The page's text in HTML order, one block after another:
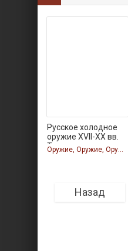
Русское холодное
оружие XVII-XX вв.
Том
Оружие, Оружие, Оружие, Оружие
Назад